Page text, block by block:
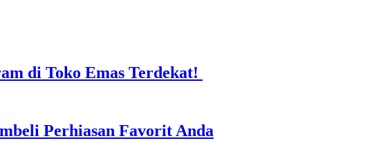
di Toko Emas Terdekat!
Perhiasan Favorit Anda